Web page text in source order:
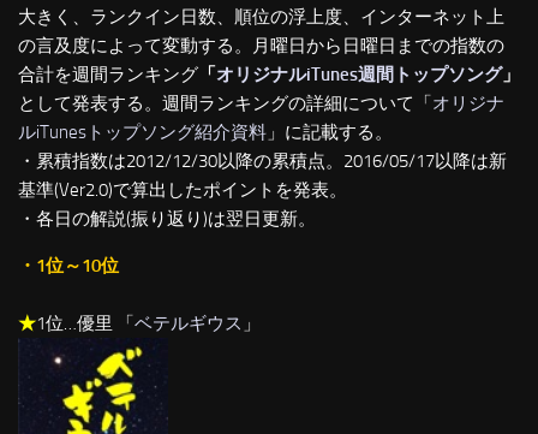
大きく、ランクイン日数、順位の浮上度、インターネット上
の言及度によって変動する。月曜日から日曜日までの指数の
合計を週間ランキング 「オリジナルiTunes週間トップソング」
として発表する。週間ランキングの詳細について「オリジナ
ルiTunesトップソング紹介資料 」に記載する。
・累積指数は2012/12/30以降の累積点。2016/05/17以降は新
基準(Ver2.0)で算出したポイントを発表。
・各日の解説(振り返り)は翌日更新。
・1位～10位
★1位…優里 「ベテルギウス 」